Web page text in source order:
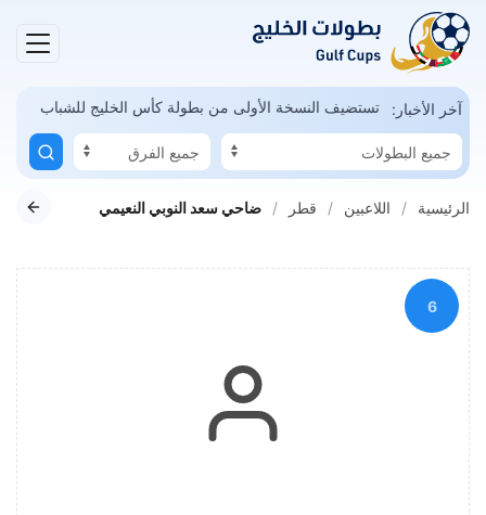
آخر الأخبار:السعودية تستضيف النسخة الأولى من بطولة كأس الخليج للشباب
الرئيسية اللاعبين قطر ضاحي سعد النوبي النعيمي
6